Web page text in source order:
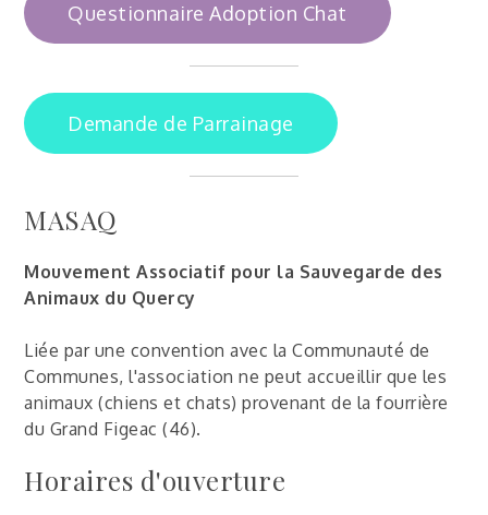
Questionnaire Adoption Chat
Demande de Parrainage
MASAQ
Mouvement Associatif pour la Sauvegarde des
Animaux du Quercy
Liée par une convention avec la Communauté de
Communes, l'association ne peut accueillir que les
animaux (chiens et chats) provenant de la fourrière
du Grand Figeac (46).
Horaires d'ouverture